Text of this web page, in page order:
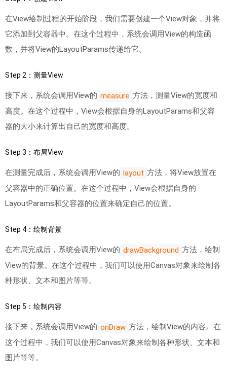
在View绘制过程的开始阶段，我们需要创建一个View对象，并将
它添加到父容器中。在这个过程中，系统会调用View的构造函
数，并将View的LayoutParams传递给它。
Step 2：测量View
接下来，系统会调用View的 measure 方法，测量View的宽度和
高度。在这个过程中，View会根据自身的LayoutParams和父容
器的大小来计算出自己的宽度和高度。
Step 3：布局View
在测量完成后，系统会调用View的 layout 方法，将View放置在
父容器中的正确位置。在这个过程中，View会根据自身的
LayoutParams和父容器的位置来确定自己的位置。
Step 4：绘制背景
在布局完成后，系统会调用View的 drawBackground 方法，绘制
View的背景。在这个过程中，我们可以使用Canvas对象来绘制各
种形状、文本和图片等等。
Step 5：绘制内容
接下来，系统会调用View的 onDraw 方法，绘制View的内容。在
这个过程中，我们可以使用Canvas对象来绘制各种形状、文本和
图片等等。